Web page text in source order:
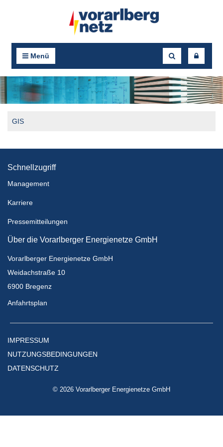
Menü
GIS
Schnellzugriff
Management
Karriere
Pressemitteilungen
Über die Vorarlberger Energienetze GmbH
Vorarlberger Energienetze GmbH
Weidachstraße 10
6900 Bregenz
Anfahrtsplan
IMPRESSUM
NUTZUNGSBEDINGUNGEN
DATENSCHUTZ
© 2026 Vorarlberger Energienetze GmbH